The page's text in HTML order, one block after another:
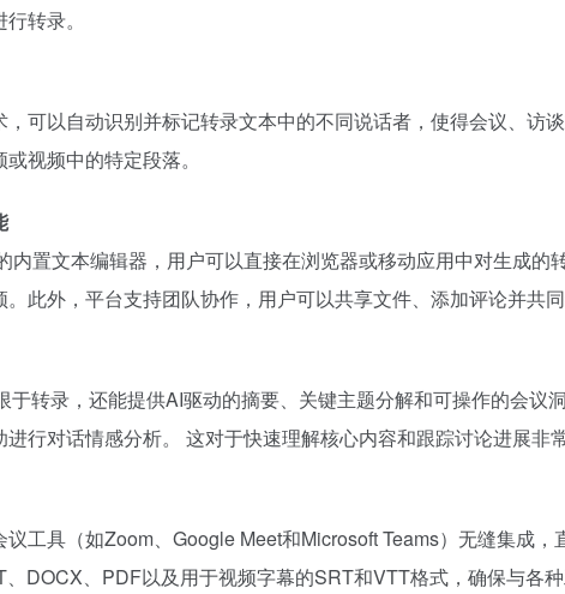
转录。
可以自动识别并标记转录文本中的不同说话者，使得会议、访
视频中的特定段落。
内置文本编辑器，用户可以直接在浏览器或移动应用中对生成
此外，平台支持团队协作，用户可以共享文件、添加评论并共
于转录，还能提供AI驱动的摘要、关键主题分解和可操作的会
行对话情感分析。 这对于快速理解核心内容和跟踪讨论进展非常
工具（如Zoom、Google Meet和Microsoft Teams）无缝集成
DOCX、PDF以及用于视频字幕的SRT和VTT格式，确保与各种